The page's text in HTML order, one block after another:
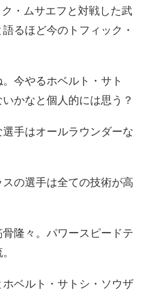
・ムサエフと対戦した武
るほど今のトフィック・
今やるホベルト・サト
かなと個人的には思う？
手はオールラウンダーな
の選手は全ての技術が高
隆々。パワースピードテ
ホベルト・サトシ・ソウザ